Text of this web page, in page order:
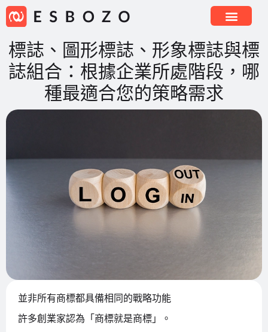
標誌、圖形標誌、形象標誌與標
誌組合：根據企業所處階段，哪
種最適合您的策略需求
並非所有商標都具備相同的戰略功能
許多創業家認為「商標就是商標」。